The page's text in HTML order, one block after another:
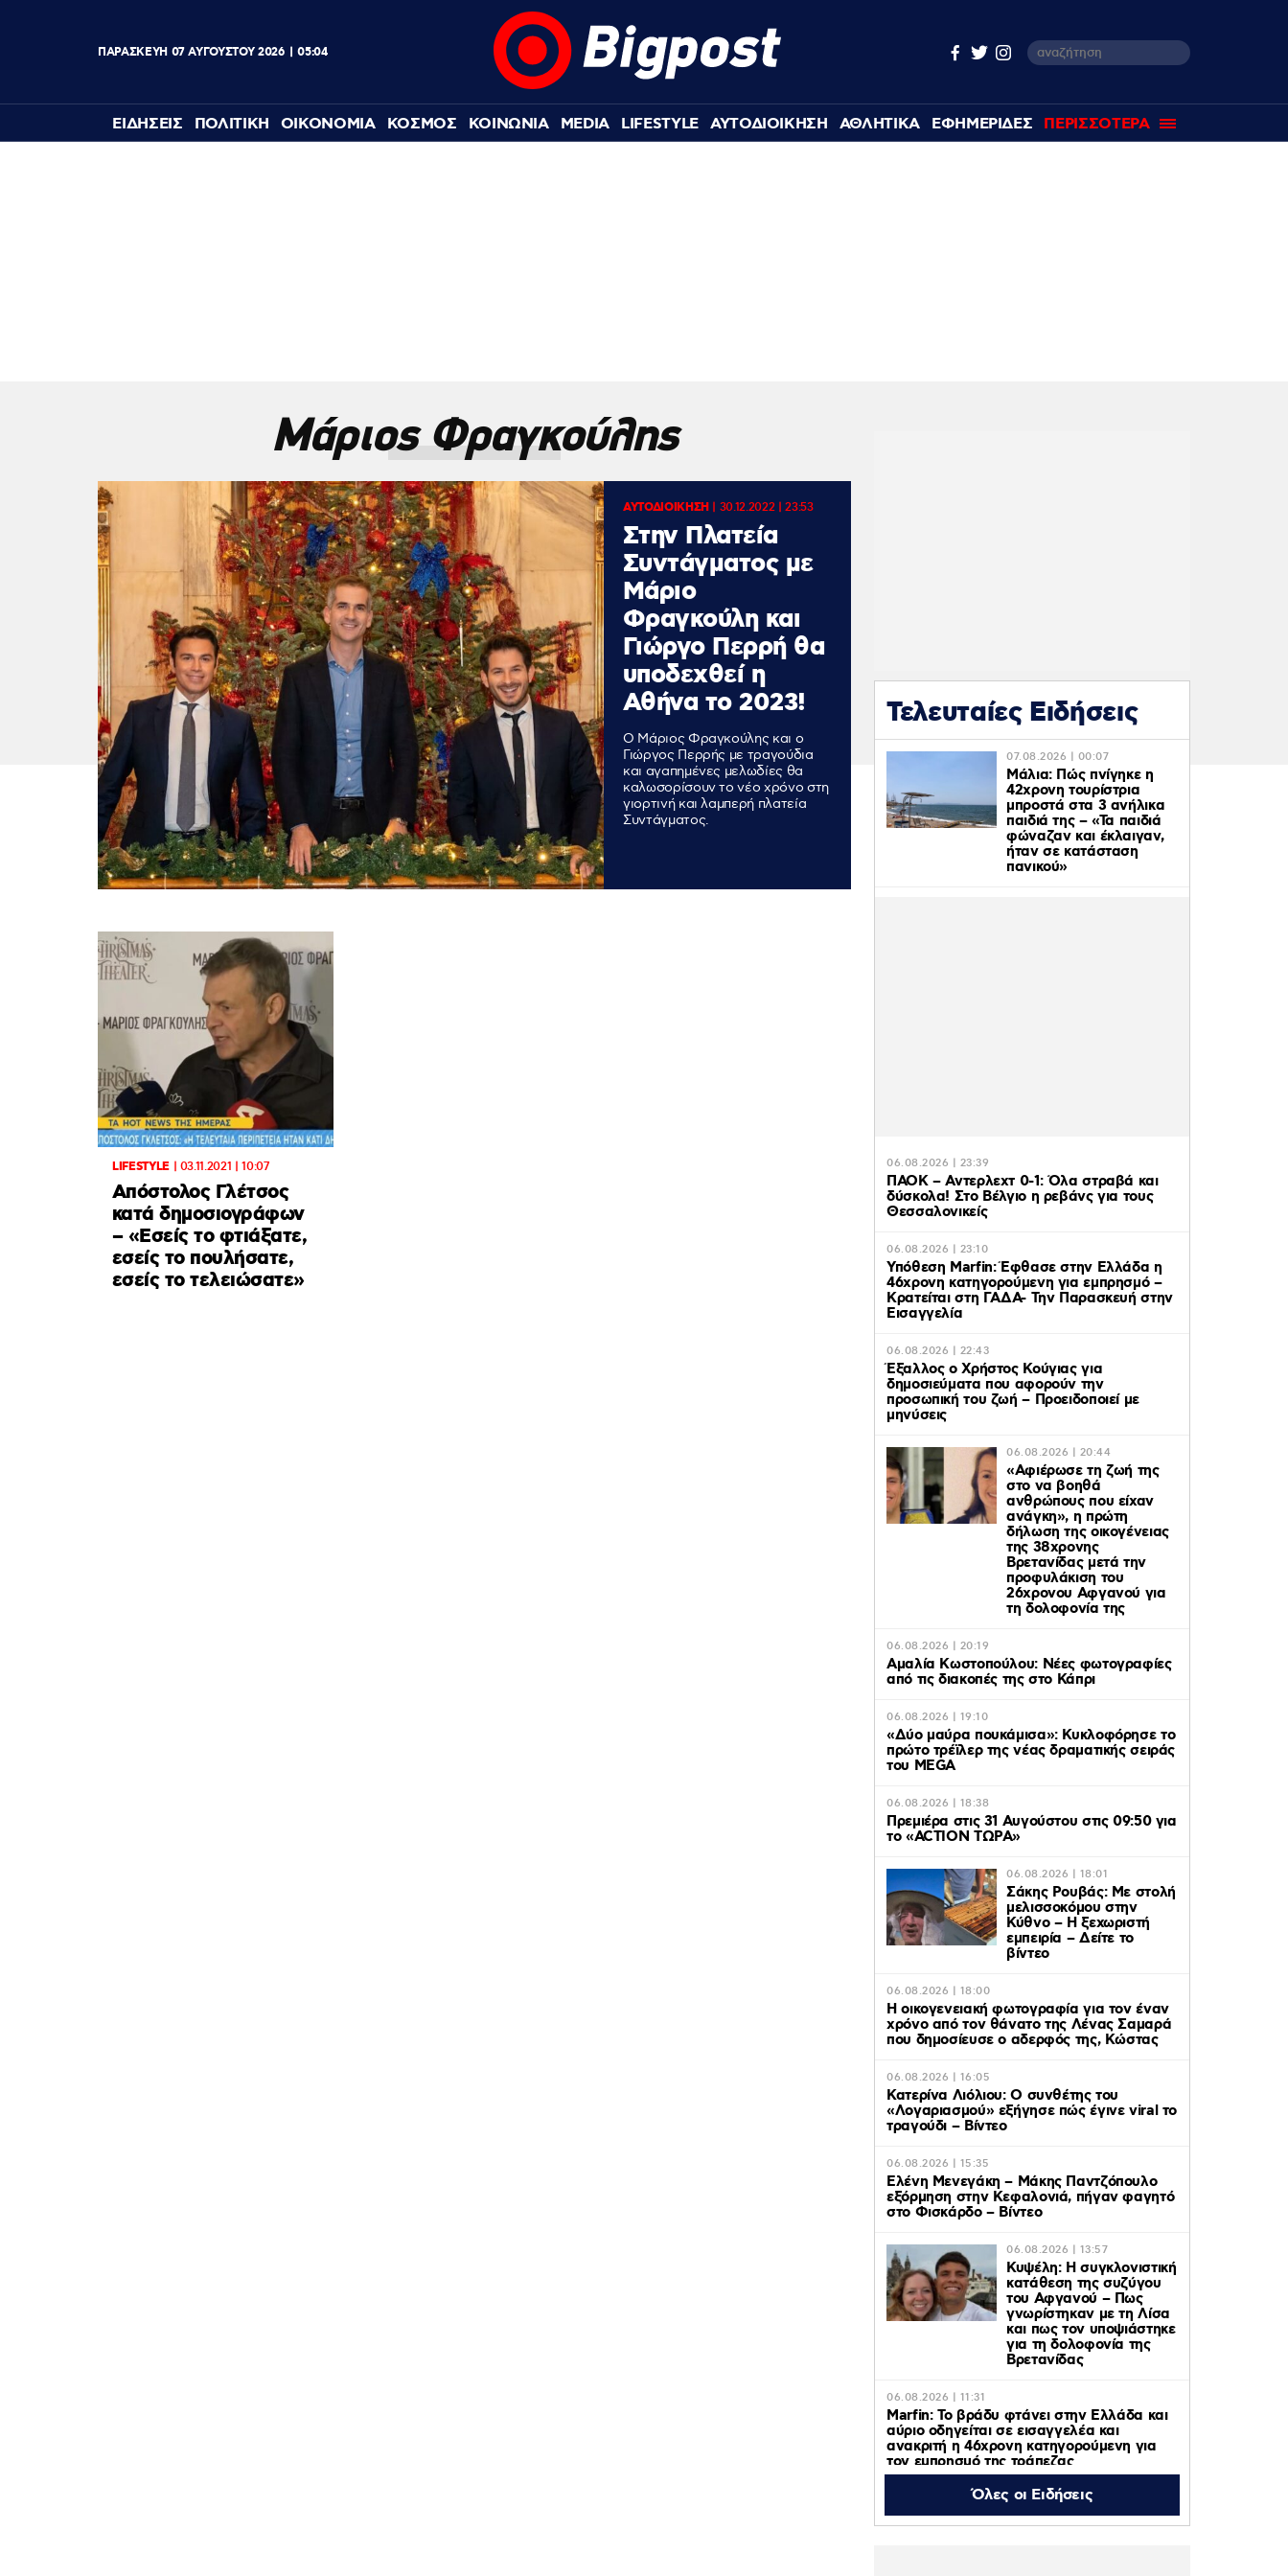
ΠΑΡΑΣΚΕΥΗ 07 ΑΥΓΟΥΣΤΟΥ 2026 05:04
ΕΙΔΗΣΕΙΣ ΠΟΛΙΤΙΚΗ ΟΙΚΟΝΟΜΙΑ ΚΟΣΜΟΣ ΚΟΙΝΩΝΙΑ MEDIA LIFESTYLE ΑΥΤΟΔΙΟΙΚΗΣΗ ΑΘΛΗΤΙΚΑ ΕΦΗΜΕΡΙΔΕΣ ΠΕΡΙΣΣΟΤΕΡΑ
Μάριος Φραγκούλης
ΑΥΤΟΔΙΟΙΚΗΣΗ| 30.12.2022 | 23:53
Στην Πλατεία
Συντάγματος με
Μάριο
Φραγκούλη και
Γιώργο Περρή θα
υποδεχθεί η
Αθήνα το 2023!
Ο Μάριος Φραγκούλης και ο
Γιώργος Περρής με τραγούδια
και αγαπημένες μελωδίες θα
καλωσορίσουν το νέο χρόνο στη
γιορτινή και λαμπερή πλατεία
Συντάγματος.
LIFESTYLE| 03.11.2021 | 10:07
Απόστολος Γλέτσος
κατά δημοσιογράφων
– «Εσείς το φτιάξατε,
εσείς το πουλήσατε,
εσείς το τελειώσατε»
Τελευταίες Ειδήσεις
07.08.2026 | 00:07
Μάλια: Πώς πνίγηκε η
42χρονη τουρίστρια
μπροστά στα 3 ανήλικα
παιδιά της – «Τα παιδιά
φώναζαν και έκλαιγαν,
ήταν σε κατάσταση
πανικού»
06.08.2026 | 23:39
ΠΑΟΚ – Αντερλεχτ 0-1: Όλα στραβά και
δύσκολα! Στο Βέλγιο η ρεβάνς για τους
Θεσσαλονικείς
06.08.2026 | 23:10
Υπόθεση Marfin: Έφθασε στην Ελλάδα η
46χρονη κατηγορούμενη για εμπρησμό –
Κρατείται στη ΓΑΔΑ- Την Παρασκευή στην
Εισαγγελία
06.08.2026 | 22:43
Έξαλλος ο Χρήστος Κούγιας για
δημοσιεύματα που αφορούν την
προσωπική του ζωή – Προειδοποιεί με
μηνύσεις
06.08.2026 | 20:44
«Αφιέρωσε τη ζωή της
στο να βοηθά
ανθρώπους που είχαν
ανάγκη», η πρώτη
δήλωση της οικογένειας
της 38χρονης
Βρετανίδας μετά την
προφυλάκιση του
26χρονου Αφγανού για
τη δολοφονία της
06.08.2026 | 20:19
Αμαλία Κωστοπούλου: Νέες φωτογραφίες
από τις διακοπές της στο Κάπρι
06.08.2026 | 19:10
«Δύο μαύρα πουκάμισα»: Κυκλοφόρησε το
πρώτο τρέϊλερ της νέας δραματικής σειράς
του MEGA
06.08.2026 | 18:38
Πρεμιέρα στις 31 Αυγούστου στις 09:50 για
το «ACTION ΤΩΡΑ»
06.08.2026 | 18:01
Σάκης Ρουβάς: Με στολή
μελισσοκόμου στην
Κύθνο – Η ξεχωριστή
εμπειρία – Δείτε το
βίντεο
06.08.2026 | 18:00
Η οικογενειακή φωτογραφία για τον έναν
χρόνο από τον θάνατο της Λένας Σαμαρά
που δημοσίευσε ο αδερφός της, Κώστας
06.08.2026 | 16:05
Κατερίνα Λιόλιου: Ο συνθέτης του
«Λογαριασμού» εξήγησε πώς έγινε viral το
τραγούδι – Βίντεο
06.08.2026 | 15:35
Ελένη Μενεγάκη – Μάκης Παντζόπουλο
εξόρμηση στην Κεφαλονιά, πήγαν φαγητό
στο Φισκάρδο – Βίντεο
06.08.2026 | 13:57
Κυψέλη: Η συγκλονιστική
κατάθεση της συζύγου
του Αφγανού – Πως
γνωρίστηκαν με τη Λίσα
και πως τον υποψιάστηκε
για τη δολοφονία της
Βρετανίδας
06.08.2026 | 11:31
Marfin: Το βράδυ φτάνει στην Ελλάδα και
αύριο οδηγείται σε εισαγγελέα και
ανακριτή η 46χρονη κατηγορούμενη για
τον εμπρησμό της τράπεζας
06.08.2026 | 11:23
Γαρυφαλλιά Καληφώνη: Διακοπές με
Όλες οι Ειδήσεις